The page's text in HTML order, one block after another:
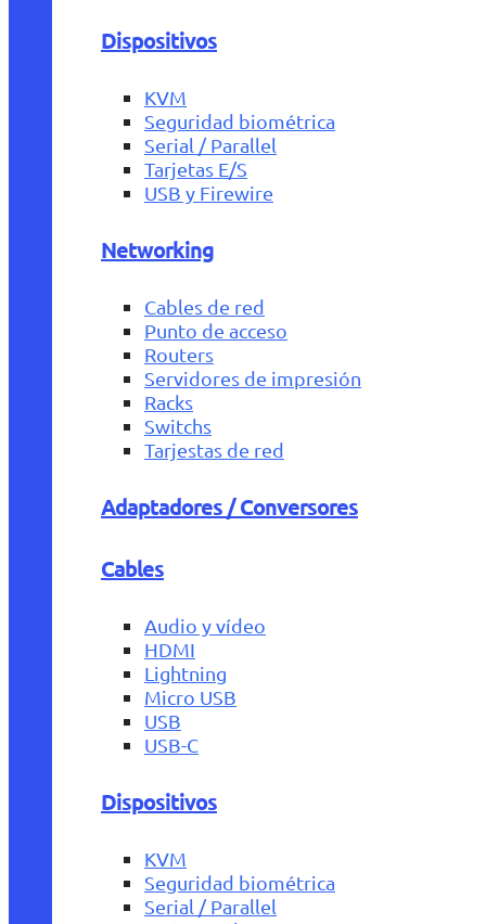
Dispositivos
KVM
Seguridad biométrica
Serial / Parallel
Tarjetas E/S
USB y Firewire
Networking
Cables de red
Punto de acceso
Routers
Servidores de impresión
Racks
Switchs
Tarjestas de red
Adaptadores / Conversores
Cables
Audio y vídeo
HDMI
Lightning
Micro USB
USB
USB-C
Dispositivos
KVM
Seguridad biométrica
Serial / Parallel